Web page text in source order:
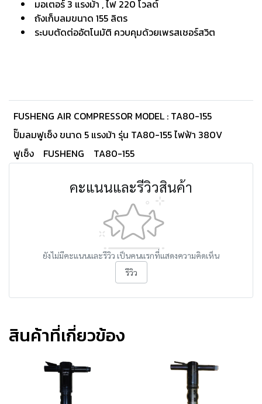
มอเตอร์ 3 แรงม้า , ไฟ 220 โวลต์
ถังเก็บลมขนาด 155 ลิตร
ระบบตัดต่ออัตโนมัติ ควบคุมด้วยเพรสเชอร์สวิต
FUSHENG AIR COMPRESSOR MODEL : TA80-155
ปั๊มลมฟูเช็ง ขนาด 5 แรงม้า รุ่น TA80-155 ไฟฟ้า 380V
ฟูเช็ง
FUSHENG TA80-155
คะแนนและรีวิวสินค้า
ยังไม่มีคะแนนและรีวิว เป็นคนแรกที่แสดงความคิดเห็น
รีวิว
สินค้าที่เกี่ยวข้อง